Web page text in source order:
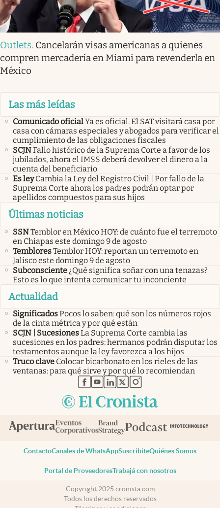
Outlets. Cancelarán visas americanas a quienes
compren mercadería en Miami para revenderla en
México
Las más leídas
Comunicado oficialYa es oficial. El SAT visitará casa por
casa con cámaras especiales y abogados para verificar el
cumplimiento de las obligaciones fiscales
SCJNFallo histórico de la Suprema Corte a favor de los
jubilados, ahora el IMSS deberá devolver el dinero a la
cuenta del beneficiario
Es ley Cambia la Ley del Registro Civil | Por fallo de la
Suprema Corte ahora los padres podrán optar por
apellidos compuestos para sus hijos
Últimas noticias
SSNTemblor en México HOY: de cuánto fue el terremoto
en Chiapas este domingo 9 de agosto
TembloresTemblor HOY: reportan un terremoto en
Jalisco este domingo 9 de agosto
Subconsciente ¿Qué significa soñar con una tenazas?
Esto es lo que intenta comunicar tu inconciente
Actualidad
SignificadosPocos lo saben: qué son los números rojos
de la cinta métrica y por qué están
SCJN | SucesionesLa Suprema Corte cambia las
sucesiones en los padres: hermanos podrán disputar los
testamentos aunque la ley favorezca a los hijos
Truco clave Colocar bicarbonato en los rieles de las
ventanas: para qué sirve y por qué lo recomiendan
abre en nueva pestaña
abre en nueva pestaña
abre en nueva pestaña
abre en nueva pestaña
abre en nueva pestaña
ContactoCanales de WhatsAppSuscribiteQuiénes Somos
Portal de ProveedoresTrabajá con nosotros
Copyright 2025 cronista.com
Todos los derechos reservados